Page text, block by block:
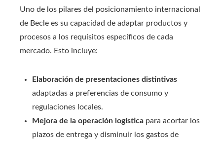
Uno de los pilares del posicionamiento internacional
de Becle es su capacidad de adaptar productos y
procesos a los requisitos específicos de cada
mercado. Esto incluye:
Elaboración de presentaciones distintivas
adaptadas a preferencias de consumo y
regulaciones locales.
Mejora de la operación logística para acortar los
plazos de entrega y disminuir los gastos de